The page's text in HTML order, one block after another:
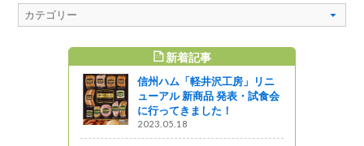
新着記事
信州ハム「軽井沢工房」リニ
ューアル 新商品 発表・試食会
に行ってきました！
2023.05.18